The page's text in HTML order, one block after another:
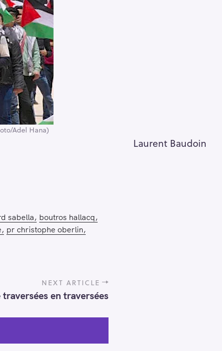
Adel Hana)
Laurent Baudoin
sabella
boutros hallacq
pr christophe oberlin
NEXT ARTICLE
traversées en traversées